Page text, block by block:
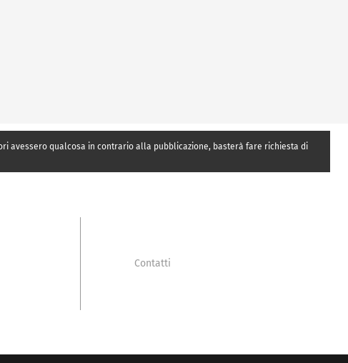
avessero qualcosa in contrario alla pubblicazione, basterà fare richiesta di
Contatti